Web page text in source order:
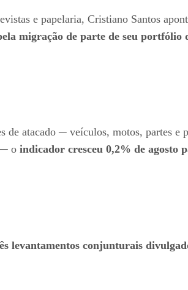
e papelaria, Cristiano Santos
migração de parte de seu portfólio
atacado ─ veículos, motos, partes e
─ oindicador cresceu 0,2% de agosto
levantamentos conjunturais